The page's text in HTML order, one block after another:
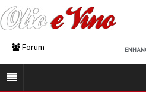
Forum